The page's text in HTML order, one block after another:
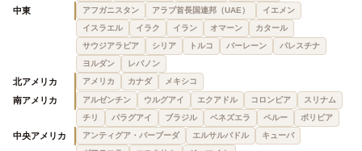
中東 アフガニスタン アラブ首長国連邦（UAE）
イエメン
イスラエル
イラク イラン オマーン
カタール
サウジアラビア
シリア トルコ バーレーン
パレスチナ
ヨルダン
レバノン
北アメリカ アメリカ カナダ メキシコ
南アメリカ アルゼンチン ウルグアイ エクアドル コロンビア
スリナム
チリ
パラグアイ ブラジル ベネズエラ ペルー ボリビア
中央アメリカ アンティグア・バーブーダ エルサルバドル
キューバ